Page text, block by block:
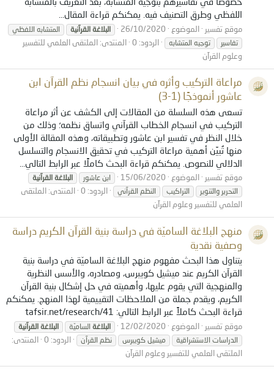
اللفظي وطرق التصنيف فيه. يمكنكم قراءة المقال...
موقع تفسير الموضوع 26/10/2020 البلاغة القرآنية
المتشابه اللفظي
تفاسير
توجيه المتشابه الردود: 0 المنتدى: الملتقى العلمي للتفسير
وعلوم القرآن
مراعاة التركيب وأثره في بيان انسجام نظم القرآن ابن
عاشور أنموذجًا (1-3)
تسعى هذه السلسلة من المقالات إلى الكشف عن أثر مراعاة
التركيب في انسجام الخطاب القرآني واتساق نظمه؛ وذلك من
خلال النظر في تفسير ابن عاشور وتطبيقاته، وهذه المقالة الأولى
منها تُبيِّن أهمية مراعاة التركيب في تحقيق الانسجام والتسلسل
الدلالي للنصوص. يمكنكم قراءة البحث كاملًا عبر الرابط التالي...
موقع تفسير الموضوع 15/06/2020 ابن عاشور البلاغة القرآنية
التحرير والتنوير
التراكيب النظم القرآني الردود: 0 المنتدى: الملتقى
العلمي للتفسير وعلوم القرآن
منهج البلاغة الساميّة في دراسة بنية القرآن الكريم دراسة
وصفية نقدية
يتناول هذا البحث مفهوم منهج البلاغة الساميّة في دراسة بنية
القرآن الكريم عند ميشيل كويبرس، ومصادره، والأسس النظرية
والمنهجية التي يقوم عليها، وأهميته في حل إشكال بنية القرآن
الكريم، ويقدم جملة من الملاحظات التقييمية لهذا المنهج. يمكنكم
قراءة البحث كاملاً عبر الرابط التالي: tafsir.net/research/41
موقع تفسير الموضوع 12/02/2020 البلاغة الساميّة البلاغة القرآنية
الدراسات الاستشراقية
ميشيل كويبرس نظم القرآن الردود: 0
المنتدى:
الملتقى العلمي للتفسير وعلوم القرآن